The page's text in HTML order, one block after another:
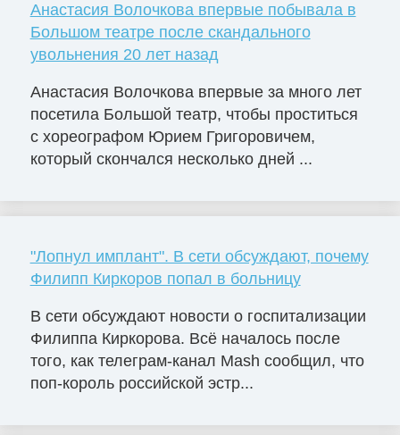
Анастасия Волочкова впервые побывала в
Большом театре после скандального
увольнения 20 лет назад
Анастасия Волочкова впервые за много лет
посетила Большой театр, чтобы проститься
с хореографом Юрием Григоровичем,
который скончался несколько дней ...
"Лопнул имплант". В сети обсуждают, почему
Филипп Киркоров попал в больницу
В сети обсуждают новости о госпитализации
Филиппа Киркорова. Всё началось после
того, как телеграм-канал Mash сообщил, что
поп-король российской эстр...